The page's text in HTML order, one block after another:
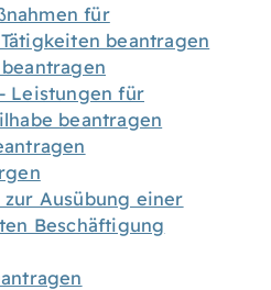
für
beantragen
Leistungen für
beantragen
zur Ausübung einer
Beschäftigung